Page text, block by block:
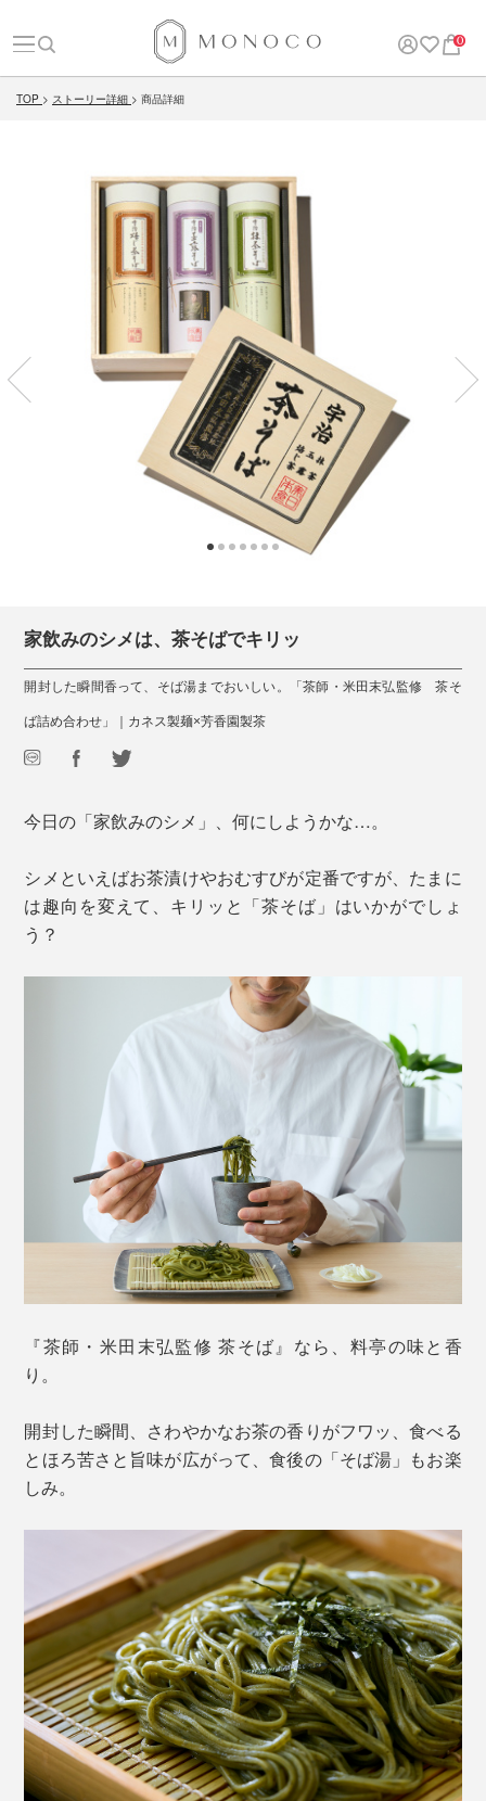
0
TOP ストーリー詳細 商品詳細
家飲みのシメは、茶そばでキリッ
開封した瞬間香って、そば湯までおいしい。「茶師・米田末弘監修 茶そ
ば詰め合わせ」｜カネス製麺×芳香園製茶
今日の「家飲みのシメ」、何にしようかな…。
シメといえばお茶漬けやおむすびが定番ですが、たまに
は趣向を変えて、キリッと「茶そば」はいかがでしょ
う？
『茶師・米田末弘監修 茶そば』なら、料亭の味と香
り。
開封した瞬間、さわやかなお茶の香りがフワッ、食べる
とほろ苦さと旨味が広がって、食後の「そば湯」もお楽
しみ。